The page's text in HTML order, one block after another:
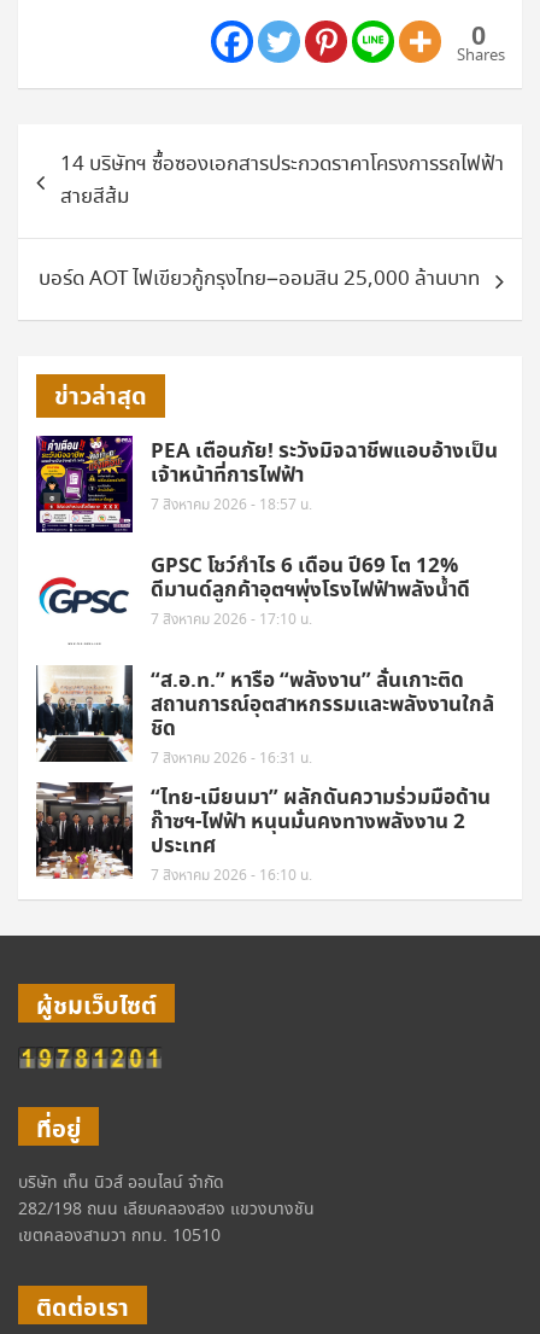
0
Shares
เรื่อง14 บริษัทฯ ซื้อซองเอกสารประกวดราคาโครงการรถไฟฟ้า
สายสีส้ม
บอร์ด AOT ไฟเขียวกู้กรุงไทย–ออมสิน 25,000 ล้านบาท
ข่าวล่าสุด
PEA เตือนภัย! ระวังมิจฉาชีพแอบอ้างเป็น
เจ้าหน้าที่การไฟฟ้า
7 สิงหาคม 2026 - 18:57 น.
GPSC โชว์กำไร 6 เดือน ปี69 โต 12%
ดีมานด์ลูกค้าอุตฯพุ่งโรงไฟฟ้าพลังน้ำดี
7 สิงหาคม 2026 - 17:10 น.
“ส.อ.ท.” หารือ “พลังงาน” ลั่นเกาะติด
สถานการณ์อุตสาหกรรมและพลังงานใกล้
ชิด
7 สิงหาคม 2026 - 16:31 น.
“ไทย-เมียนมา” ผลักดันความร่วมมือด้าน
ก๊าซฯ-ไฟฟ้า หนุนมั่นคงทางพลังงาน 2
ประเทศ
7 สิงหาคม 2026 - 16:10 น.
ผู้ชมเว็บไซต์
ที่อยู่
บริษัท เท็น นิวส์ ออนไลน์ จำกัด
282/198 ถนน เลียบคลองสอง แขวงบางชัน
เขตคลองสามวา กทม. 10510
ติดต่อเรา